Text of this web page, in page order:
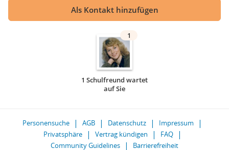
Als Kontakt hinzufügen
1
1 Schulfreund wartet
auf Sie
Personensuche AGB Datenschutz
Impressum
Privatsphäre
Vertrag kündigen
FAQ
Community Guidelines
Barrierefreiheit